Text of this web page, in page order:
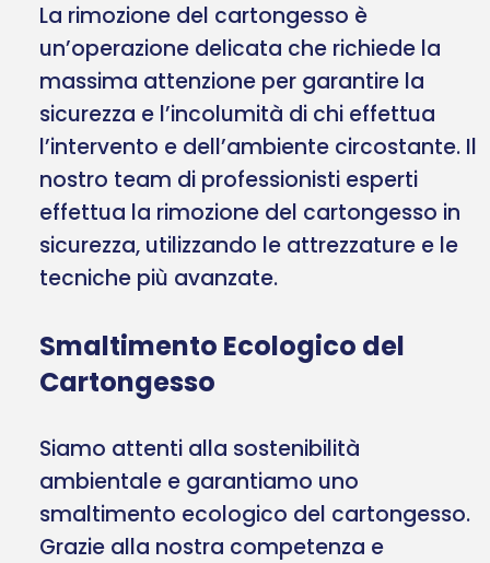
La rimozione del cartongesso è
un’operazione delicata che richiede la
massima attenzione per garantire la
sicurezza e l’incolumità di chi effettua
l’intervento e dell’ambiente circostante. Il
nostro team di professionisti esperti
effettua la rimozione del cartongesso in
sicurezza, utilizzando le attrezzature e le
tecniche più avanzate.
Smaltimento Ecologico del
Cartongesso
Siamo attenti alla sostenibilità
ambientale e garantiamo uno
smaltimento ecologico del cartongesso.
Grazie alla nostra competenza e